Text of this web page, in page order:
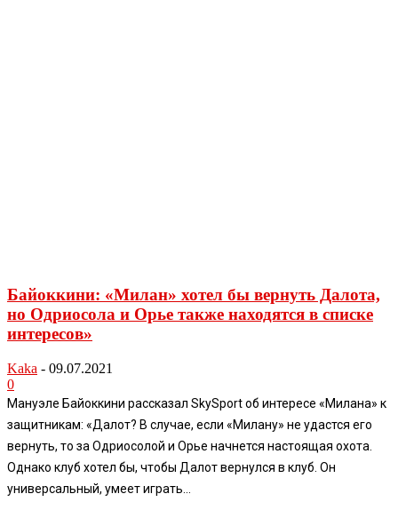
Байоккини: «Милан» хотел бы вернуть Далота,
но Одриосола и Орье также находятся в списке
интересов»
Kaka - 09.07.2021
0
Мануэле Байоккини рассказал SkySport об интересе «Милана» к
защитникам: «Далот? В случае, если «Милану» не удастся его
вернуть, то за Одриосолой и Орье начнется настоящая охота.
Однако клуб хотел бы, чтобы Далот вернулся в клуб. Он
универсальный, умеет играть...